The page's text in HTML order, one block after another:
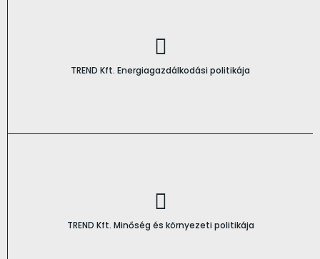
TREND Kft. Energiagazdálkodási politikája
TREND Kft. Minőség és környezeti politikája